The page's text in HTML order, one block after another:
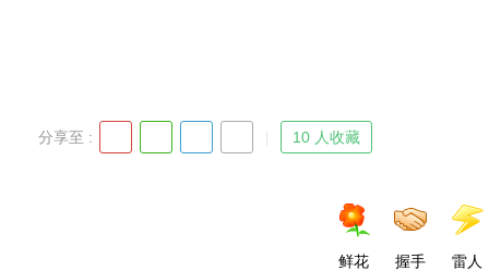
分享至 : 10 人收藏
鲜花 握手 雷人